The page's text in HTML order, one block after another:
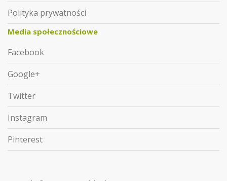
Polityka prywatności
Media społecznościowe
Facebook
Google+
Twitter
Instagram
Pinterest